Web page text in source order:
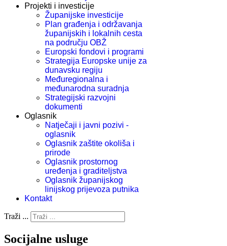
Projekti i investicije
Županijske investicije
Plan građenja i održavanja
županijskih i lokalnih cesta
na području OBŽ
Europski fondovi i programi
Strategija Europske unije za
dunavsku regiju
Međuregionalna i
međunarodna suradnja
Strategijski razvojni
dokumenti
Oglasnik
Natječaji i javni pozivi -
oglasnik
Oglasnik zaštite okoliša i
prirode
Oglasnik prostornog
uređenja i graditeljstva
Oglasnik županijskog
linijskog prijevoza putnika
Kontakt
Traži ...
Socijalne usluge